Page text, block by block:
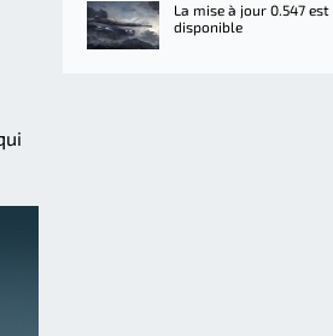
La mise à jour 0.547 est
disponible